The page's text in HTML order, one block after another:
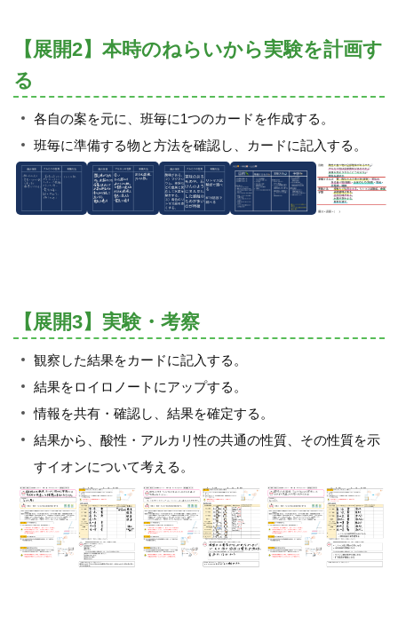
【展開2】本時のねらいから実験を計画す
る
各自の案を元に、班毎に1つのカードを作成する。
班毎に準備する物と方法を確認し、カードに記入する。
【展開3】実験・考察
観察した結果をカードに記入する。
結果をロイロノートにアップする。
情報を共有・確認し、結果を確定する。
結果から、酸性・アルカリ性の共通の性質、その性質を示
すイオンについて考える。